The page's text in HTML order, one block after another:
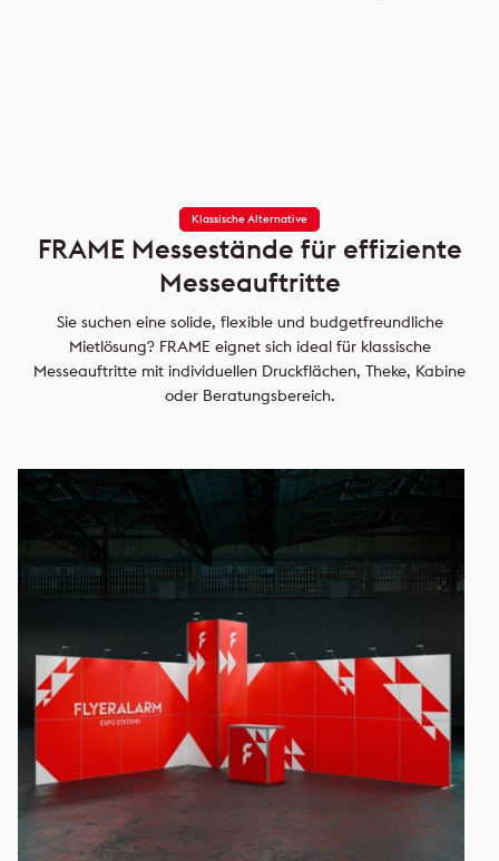
Klassische Alternative
FRAME Messestände für effiziente
Messeauftritte
Sie suchen eine solide, flexible und budgetfreundliche
Mietlösung? FRAME eignet sich ideal für klassische
Messeauftritte mit individuellen Druckflächen, Theke, Kabine
oder Beratungsbereich.